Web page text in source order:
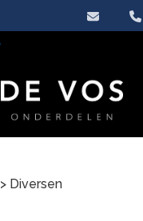
> Diversen